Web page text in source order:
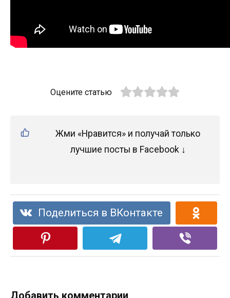
Оцените статью
Жми «Нравится» и получай только
лучшие посты в Facebook ↓
Поделиться в ВКонтакте
Добавить комментарии